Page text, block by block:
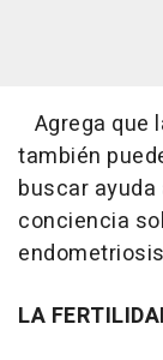
Agrega que
también
buscar
conciencia
LA